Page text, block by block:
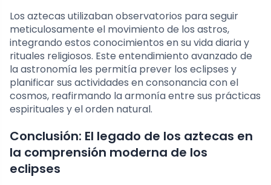
Los aztecas utilizaban observatorios para seguir
meticulosamente el movimiento de los astros,
integrando estos conocimientos en su vida diaria y
rituales religiosos. Este entendimiento avanzado de
la astronomía les permitía prever los eclipses y
planificar sus actividades en consonancia con el
cosmos, reafirmando la armonía entre sus prácticas
espirituales y el orden natural.
Conclusión: El legado de los aztecas en
la comprensión moderna de los
eclipses